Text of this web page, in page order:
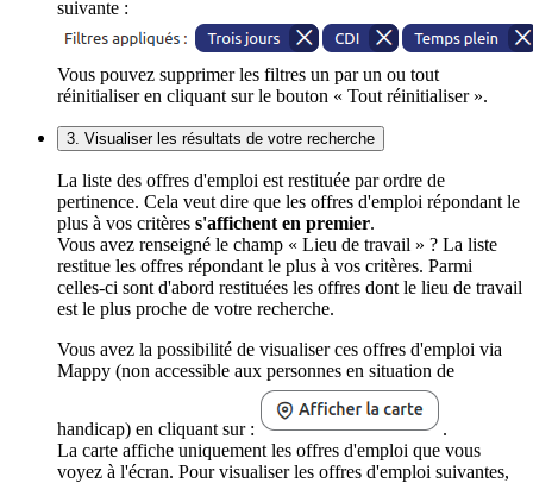
suivante :
Vous pouvez supprimer les filtres un par un ou tout
réinitialiser en cliquant sur le bouton « Tout réinitialiser ».
3. Visualiser les résultats de votre recherche
La liste des offres d'emploi est restituée par ordre de
pertinence. Cela veut dire que les offres d'emploi répondant le
plus à vos critères s'affichent en premier.
Vous avez renseigné le champ « Lieu de travail » ? La liste
restitue les offres répondant le plus à vos critères. Parmi
celles-ci sont d'abord restituées les offres dont le lieu de travail
est le plus proche de votre recherche.
Vous avez la possibilité de visualiser ces offres d'emploi via
Mappy (non accessible aux personnes en situation de
handicap) en cliquant sur :
.
La carte affiche uniquement les offres d'emploi que vous
voyez à l'écran. Pour visualiser les offres d'emploi suivantes,